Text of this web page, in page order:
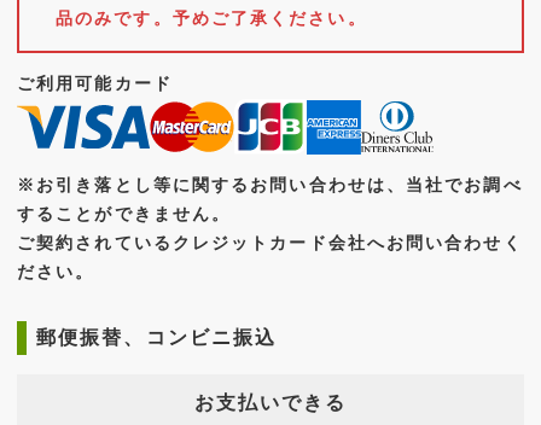
品のみです。予めご了承ください。
ご利用可能カード
※お引き落とし等に関するお問い合わせは、当社でお調べ
することができません。
ご契約されているクレジットカード会社へお問い合わせく
ださい。
郵便振替、コンビニ振込
お支払いできる